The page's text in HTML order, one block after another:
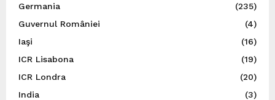
Germania
(235)
Guvernul României
(4)
Iaşi
(16)
ICR Lisabona
(19)
ICR Londra
(20)
India
(3)